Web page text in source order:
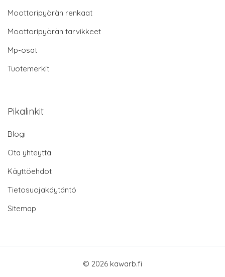
Moottoripyörän renkaat
Moottoripyörän tarvikkeet
Mp-osat
Tuotemerkit
Pikalinkit
Blogi
Ota yhteyttä
Käyttöehdot
Tietosuojakäytäntö
Sitemap
© 2026 kawarb.fi